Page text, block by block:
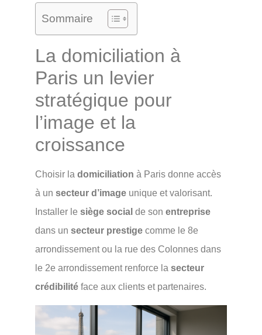
Sommaire
La domiciliation à
Paris un levier
stratégique pour
l’image et la
croissance
Choisir la domiciliation à Paris donne accès
à un secteur d’image unique et valorisant.
Installer le siège social de son entreprise
dans un secteur prestige comme le 8e
arrondissement ou la rue des Colonnes dans
le 2e arrondissement renforce la secteur
crédibilité face aux clients et partenaires.